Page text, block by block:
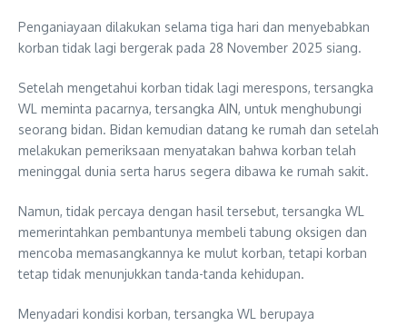
Penganiayaan dilakukan selama tiga hari dan menyebabkan
korban tidak lagi bergerak pada 28 November 2025 siang.
Setelah mengetahui korban tidak lagi merespons, tersangka
WL meminta pacarnya, tersangka AIN, untuk menghubungi
seorang bidan. Bidan kemudian datang ke rumah dan setelah
melakukan pemeriksaan menyatakan bahwa korban telah
meninggal dunia serta harus segera dibawa ke rumah sakit.
Namun, tidak percaya dengan hasil tersebut, tersangka WL
memerintahkan pembantunya membeli tabung oksigen dan
mencoba memasangkannya ke mulut korban, tetapi korban
tetap tidak menunjukkan tanda-tanda kehidupan.
Menyadari kondisi korban, tersangka WL berupaya